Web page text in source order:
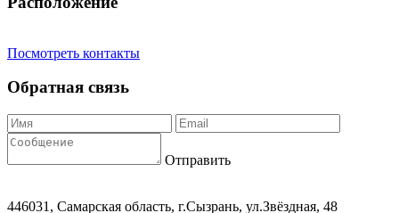
Посмотреть контакты
Обратная связь
Отправить
446031, Самарская область, г.Сызрань, ул.Звёздная, 48